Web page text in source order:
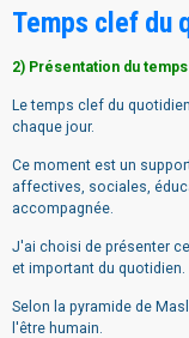
Temps clef du
2) Présentation du
Le temps clef du
chaque jour.
Ce moment est un
affectives, sociales,
accompagnée.
J'ai choisi de présenter
et important du quotidien.
Selon la pyramide de
l'être humain.